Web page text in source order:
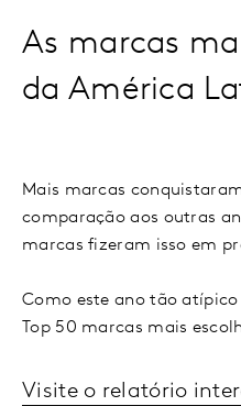
As marcas
da América
Mais marcas
comparação aos outras
marcas fizeram isso em
Como este ano tão
Top 50 marcas mais
Visite o relatório